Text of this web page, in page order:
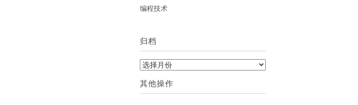
编程技术
归档
归
其他操作